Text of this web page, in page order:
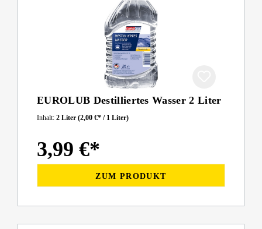
EUROLUB Destilliertes Wasser 2 Liter
Inhalt: 2 Liter (2,00 €* / 1 Liter)
3,99 €*
ZUM PRODUKT